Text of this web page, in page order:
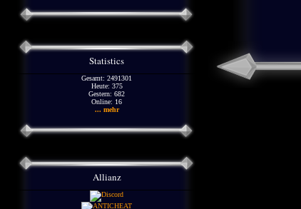
Statistics
Gesamt: 2491301
Heute: 375
Gestern: 682
Online: 16
... mehr
Allianz